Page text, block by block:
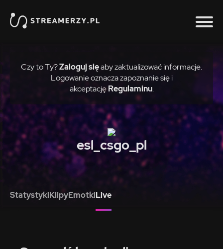
Czy to Ty?Zaloguj sięaby zaktualizować informacje.
Logowanie oznacza zapoznanie się i
akceptację Regulaminu.
esl_csgo_pl
StatystykiKlipyEmotkiLive